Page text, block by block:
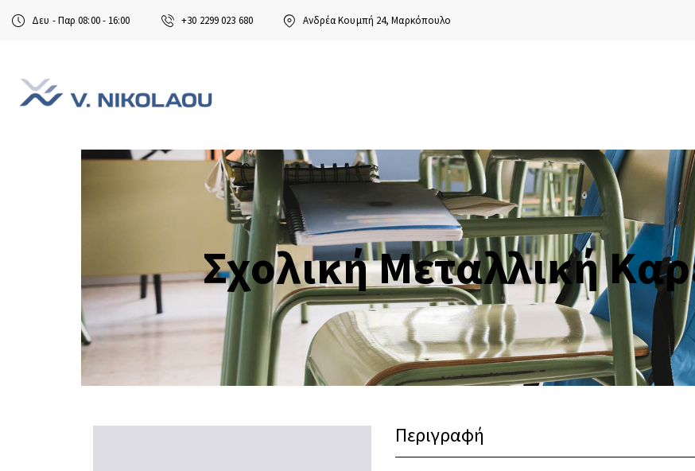
Δευ - Παρ 08:00 - 16:00 +30 2299 023 680 Ανδρέα Κουμπή 24, Μαρκόπουλο
Σχολική Μεταλλική
Περιγραφή